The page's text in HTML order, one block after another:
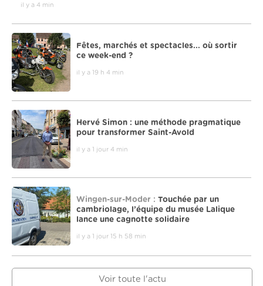
il y a 4 min
Fêtes, marchés et spectacles... où sortir
ce week-end ?
il y a 19 h 4 min
Hervé Simon : une méthode pragmatique
pour transformer Saint-Avold
il y a 1 jour 4 min
Wingen-sur-Moder : Touchée par un
cambriolage, l’équipe du musée Lalique
lance une cagnotte solidaire
il y a 1 jour 15 h 58 min
Voir toute l'actu